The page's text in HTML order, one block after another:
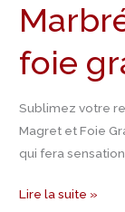
foie
Sublimez votre
Magret et Foie
qui fera sensation,
Recette
Marbré
magret
et
de
gras
Lire la suite »